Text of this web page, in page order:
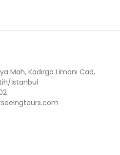
Mah, Kadırga Limanı Cad,
İstanbul